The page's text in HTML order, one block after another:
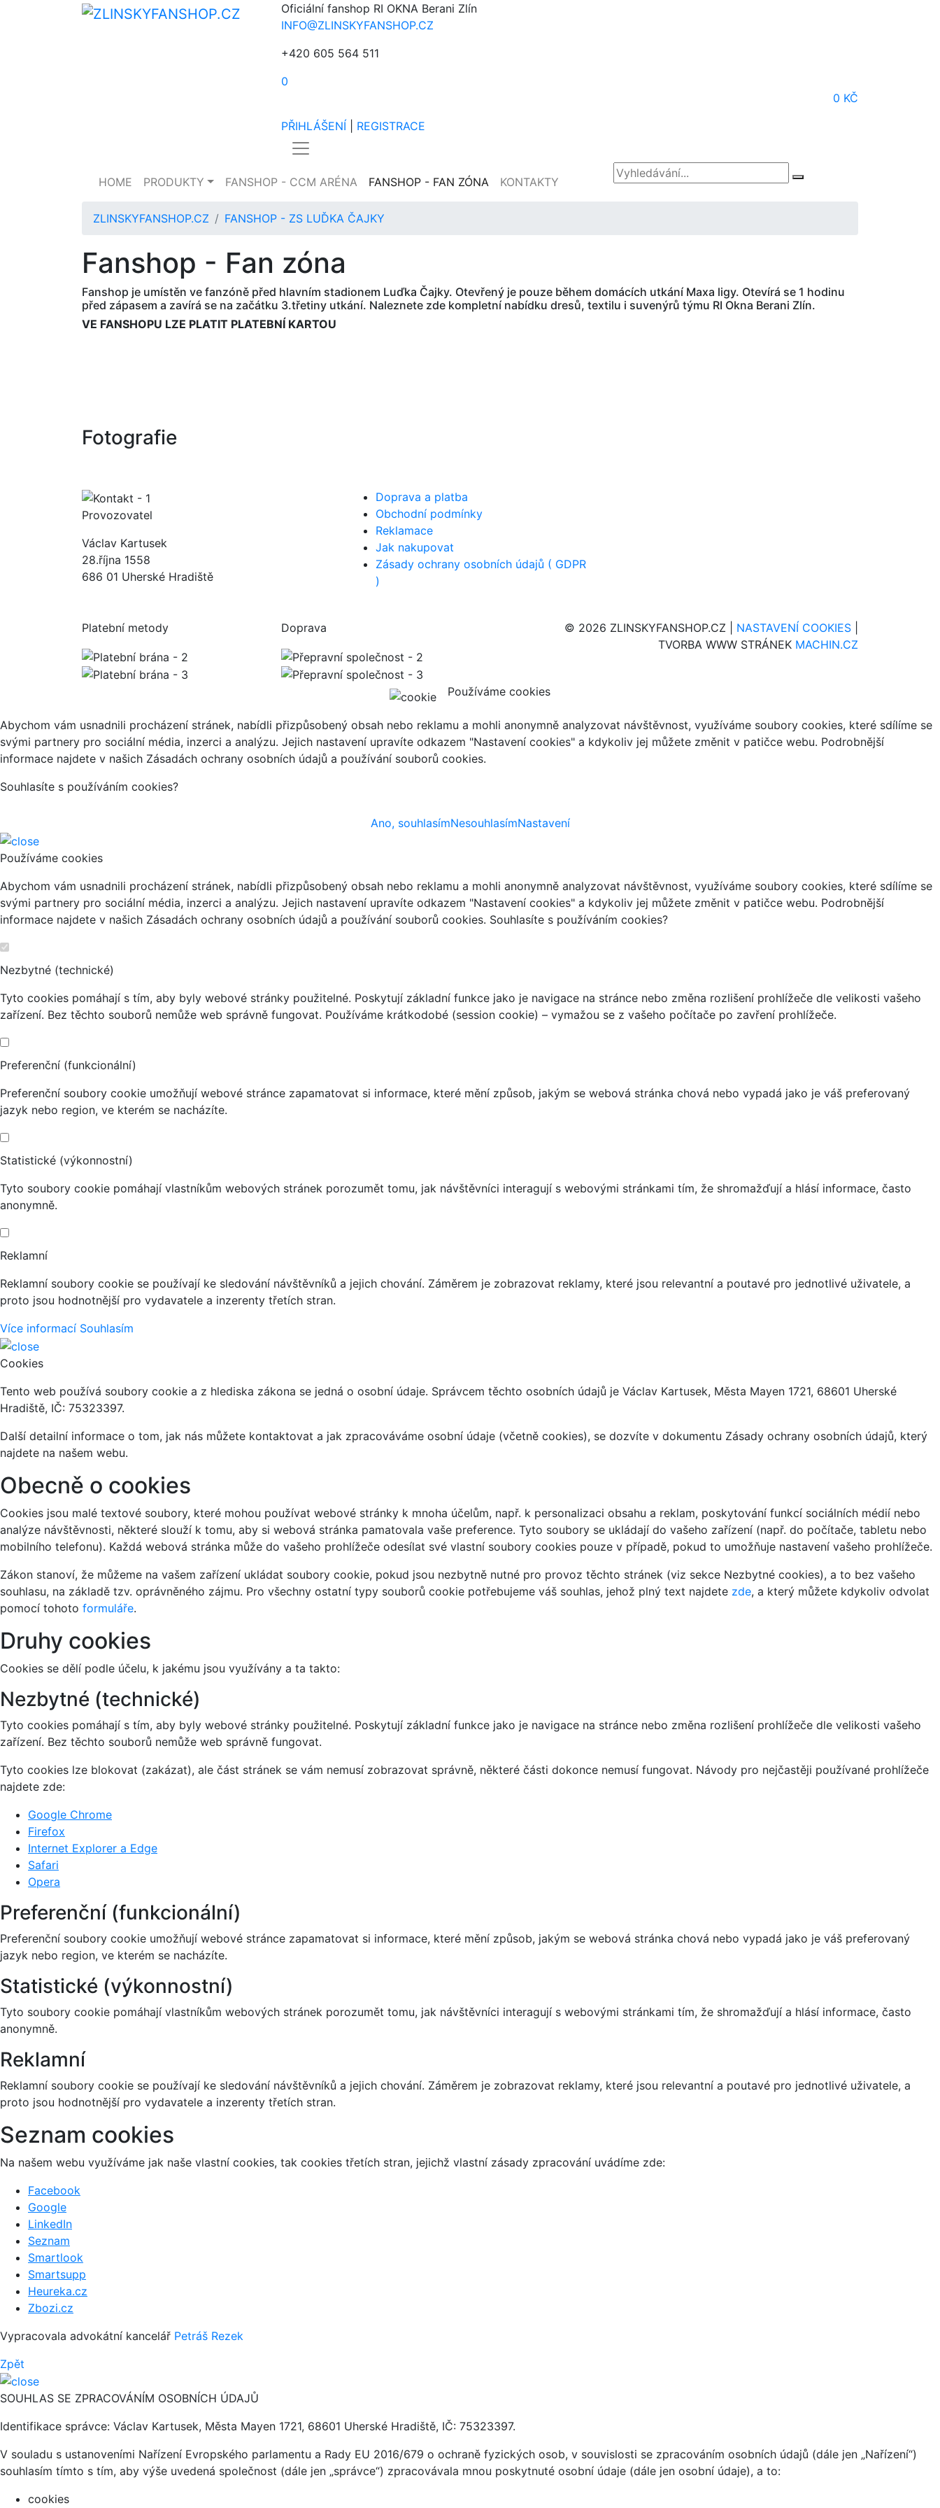
Oficiální fanshop RI OKNA Berani Zlín
INFO@ZLINSKYFANSHOP.CZ
+420 605 564 511
0
0 KČ
PŘIHLÁŠENÍ
REGISTRACE
HOME PRODUKTY FANSHOP - CCM ARÉNA FANSHOP - FAN ZÓNA KONTAKTY
ZLINSKYFANSHOP.CZ FANSHOP - ZS LUĎKA ČAJKY
Fanshop - Fan zóna
Fanshop je umístěn ve fanzóně před hlavním stadionem Luďka Čajky. Otevřený je pouze během domácích utkání Maxa ligy. Otevírá se 1 hodinu
před zápasem a zavírá se na začátku 3.třetiny utkání. Naleznete zde kompletní nabídku dresů, textilu i suvenýrů týmu RI Okna Berani Zlín.
VE FANSHOPU LZE PLATIT PLATEBNÍ KARTOU
Fotografie
Provozovatel
Václav Kartusek
28.října 1558
686 01 Uherské Hradiště
Doprava a platba
Obchodní podmínky
Reklamace
Jak nakupovat
Zásady ochrany osobních údajů ( GDPR
)
Platební metody Doprava © 2026 ZLINSKYFANSHOP.CZ | NASTAVENÍ COOKIES
TVORBA WWW STRÁNEK MACHIN.CZ
Používáme cookies
Abychom vám usnadnili procházení stránek, nabídli přizpůsobený obsah nebo reklamu a mohli anonymně analyzovat návštěvnost, využíváme soubory cookies, které sdílíme se
svými partnery pro sociální média, inzerci a analýzu. Jejich nastavení upravíte odkazem "Nastavení cookies" a kdykoliv jej můžete změnit v patičce webu. Podrobnější
informace najdete v našich Zásadách ochrany osobních údajů a používání souborů cookies.
Souhlasíte s používáním cookies?
Ano, souhlasímNesouhlasímNastavení
Používáme cookies
Abychom vám usnadnili procházení stránek, nabídli přizpůsobený obsah nebo reklamu a mohli anonymně analyzovat návštěvnost, využíváme soubory cookies, které sdílíme se
svými partnery pro sociální média, inzerci a analýzu. Jejich nastavení upravíte odkazem "Nastavení cookies" a kdykoliv jej můžete změnit v patičce webu. Podrobnější
informace najdete v našich Zásadách ochrany osobních údajů a používání souborů cookies. Souhlasíte s používáním cookies?
Nezbytné (technické)
Tyto cookies pomáhají s tím, aby byly webové stránky použitelné. Poskytují základní funkce jako je navigace na stránce nebo změna rozlišení prohlížeče dle velikosti vašeho
zařízení. Bez těchto souborů nemůže web správně fungovat. Používáme krátkodobé (session cookie) – vymažou se z vašeho počítače po zavření prohlížeče.
Preferenční (funkcionální)
Preferenční soubory cookie umožňují webové stránce zapamatovat si informace, které mění způsob, jakým se webová stránka chová nebo vypadá jako je váš preferovaný
jazyk nebo region, ve kterém se nacházíte.
Statistické (výkonnostní)
Tyto soubory cookie pomáhají vlastníkům webových stránek porozumět tomu, jak návštěvníci interagují s webovými stránkami tím, že shromažďují a hlásí informace, často
anonymně.
Reklamní
Reklamní soubory cookie se používají ke sledování návštěvníků a jejich chování. Záměrem je zobrazovat reklamy, které jsou relevantní a poutavé pro jednotlivé uživatele, a
proto jsou hodnotnější pro vydavatele a inzerenty třetích stran.
Více informací Souhlasím
Cookies
Tento web používá soubory cookie a z hlediska zákona se jedná o osobní údaje. Správcem těchto osobních údajů je Václav Kartusek, Města Mayen 1721, 68601 Uherské
Hradiště, IČ: 75323397.
Další detailní informace o tom, jak nás můžete kontaktovat a jak zpracováváme osobní údaje (včetně cookies), se dozvíte v dokumentu Zásady ochrany osobních údajů, který
najdete na našem webu.
Obecně o cookies
Cookies jsou malé textové soubory, které mohou používat webové stránky k mnoha účelům, např. k personalizaci obsahu a reklam, poskytování funkcí sociálních médií nebo
analýze návštěvnosti, některé slouží k tomu, aby si webová stránka pamatovala vaše preference. Tyto soubory se ukládají do vašeho zařízení (např. do počítače, tabletu nebo
mobilního telefonu). Každá webová stránka může do vašeho prohlížeče odesílat své vlastní soubory cookies pouze v případě, pokud to umožňuje nastavení vašeho prohlížeče.
Zákon stanoví, že můžeme na vašem zařízení ukládat soubory cookie, pokud jsou nezbytně nutné pro provoz těchto stránek (viz sekce Nezbytné cookies), a to bez vašeho
souhlasu, na základě tzv. oprávněného zájmu. Pro všechny ostatní typy souborů cookie potřebujeme váš souhlas, jehož plný text najdete zde, a který můžete kdykoliv odvolat
pomocí tohoto formuláře.
Druhy cookies
Cookies se dělí podle účelu, k jakému jsou využívány a ta takto:
Nezbytné (technické)
Tyto cookies pomáhají s tím, aby byly webové stránky použitelné. Poskytují základní funkce jako je navigace na stránce nebo změna rozlišení prohlížeče dle velikosti vašeho
zařízení. Bez těchto souborů nemůže web správně fungovat.
Tyto cookies lze blokovat (zakázat), ale část stránek se vám nemusí zobrazovat správně, některé části dokonce nemusí fungovat. Návody pro nejčastěji používané prohlížeče
najdete zde:
Google Chrome
Firefox
Internet Explorer a Edge
Safari
Opera
Preferenční (funkcionální)
Preferenční soubory cookie umožňují webové stránce zapamatovat si informace, které mění způsob, jakým se webová stránka chová nebo vypadá jako je váš preferovaný
jazyk nebo region, ve kterém se nacházíte.
Statistické (výkonnostní)
Tyto soubory cookie pomáhají vlastníkům webových stránek porozumět tomu, jak návštěvníci interagují s webovými stránkami tím, že shromažďují a hlásí informace, často
anonymně.
Reklamní
Reklamní soubory cookie se používají ke sledování návštěvníků a jejich chování. Záměrem je zobrazovat reklamy, které jsou relevantní a poutavé pro jednotlivé uživatele, a
proto jsou hodnotnější pro vydavatele a inzerenty třetích stran.
Seznam cookies
Na našem webu využíváme jak naše vlastní cookies, tak cookies třetích stran, jejichž vlastní zásady zpracování uvádíme zde:
Facebook
Google
LinkedIn
Seznam
Smartlook
Smartsupp
Heureka.cz
Zbozi.cz
Vypracovala advokátní kancelář Petráš Rezek
Zpět
SOUHLAS SE ZPRACOVÁNÍM OSOBNÍCH ÚDAJŮ
Identifikace správce: Václav Kartusek, Města Mayen 1721, 68601 Uherské Hradiště, IČ: 75323397.
V souladu s ustanoveními Nařízení Evropského parlamentu a Rady EU 2016/679 o ochraně fyzických osob, v souvislosti se zpracováním osobních údajů (dále jen „Nařízení“)
souhlasím tímto s tím, aby výše uvedená společnost (dále jen „správce“) zpracovávala mnou poskytnuté osobní údaje (dále jen osobní údaje), a to:
cookies